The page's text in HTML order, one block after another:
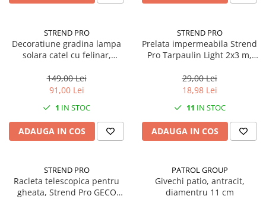
Suruburi, dibluri si accesorii
prindere
Panouri si elemente gard
Pavaje si borduri
Sere si solarii
Termometre Meteo
Umbrele si pavilioane gradina
Unelte gradinarit
Pentru toate suprafetele
Solutii pentru suprafetele din lemn
Solutii specializate
Solutii profesionale pentru
Solutii professionale pentru
spalatorii auto
STREND PRO
Decoratiune gradina lampa
solara catel cu felinar,
149,00 Lei
91,00 Lei
1 IN STOC
ADAUGA IN COS
STREND PRO
Prelata impermeabila Strend
Pro Tarpaulin Light 2x3 m,
waterproof
29,00 Lei
18,98 Lei
11 IN STOC
ADAUGA IN COS
STREND PRO
Racleta telescopica pentru
gheata, Strend Pro GECO
PATROL GROUP
Givechi patio, antracit,
diamentru 11 cm